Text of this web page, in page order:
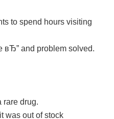
to spend hours visiting
вЂ” and problem solved.
rare drug.
was out of stock